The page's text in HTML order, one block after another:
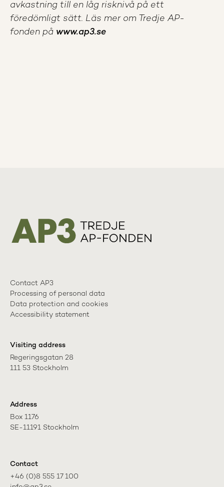
avkastning till en låg risknivå på ett
föredömligt sätt. Läs mer om Tredje AP-
fonden på www.ap3.se
Contact AP3
Processing of personal data
Data protection and cookies
Accessibility statement
Visiting address
Regeringsgatan 28
111 53 Stockholm
Address
Box 1176
SE-11191 Stockholm
Contact
+46 (0)8 555 17 100